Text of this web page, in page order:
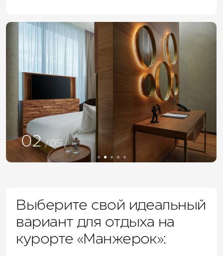
02 /05
Выберите свой идеальный
вариант для отдыха на
курорте «Манжерок»: